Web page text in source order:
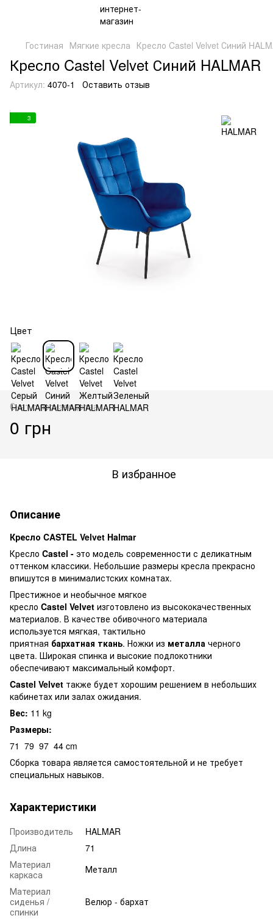
Гостиная Мягкие кресла Кресло Castel Velvet Синий
Кресло Castel Velvet Синий HALMAR
Артикул: 4070-1 Оставить отзыв
3
Цвет
Снят с производства
0 грн
В избранное
Описание
Кресло CASTEL Velvet Halmar
​Кресло Castel - это модель современности с деликатным
оттенком классики. Небольшие размеры кресла прекрасно
впишутся в минималистских комнатах.
Престижное и необычное мягкое
кресло Castel Velvet изготовлено из высококачественных
материалов. В качестве обивочного материала
используется мягкая, тактильно
приятная бархатная ткань. Ножки из металла черного
цвета. Широкая спинка и высокие подлокотники
обеспечивают максимальный комфорт.
Castel Velvet также будет хорошим решением в небольших
кабинетах или залах ожидания.
Вес: 11 kg
Размеры:
71 79 97 44 cm
Сборка товара является самостоятельной и не требует
специальных навыков.
Характеристики
Производитель
HALMAR
Длина
71
Материал
каркаса
Металл
Материал
сиденья /
спинки
Велюр - бархат